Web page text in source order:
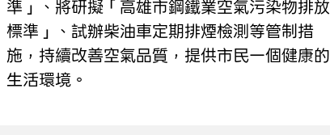
準」、將研擬「高雄市鋼鐵業空氣污染物排放
標準」、試辦柴油車定期排煙檢測等管制措
施，持續改善空氣品質，提供市民一個健康的
生活環境。